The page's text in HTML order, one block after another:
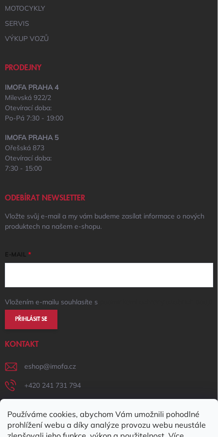
Používáme cookies, abychom Vám umožnili pohodlné
prohlížení webu a díky analýze provozu webu neustále
MOTOCYKLY
SERVIS
VÝKUP VOZŮ
PRODEJNY
IMOFA PRAHA 4
Milevská 922/2
Otevírací doba:
Po-Pá 7:30 - 19:00
IMOFA PRAHA 5
Ořešská 873
Otevírací doba:
7:30 - 15:00
ODEBÍRAT NEWSLETTER
Vložte svůj e-mail a my vám budeme zasílat informace o nových
produktech na našem e-shopu.
E-MAIL
Vložením e-mailu souhlasíte s
PŘIHLÁSIT SE
KONTAKT
eshop@imofa.cz
+420 241 731 794
IMOFA Facebook